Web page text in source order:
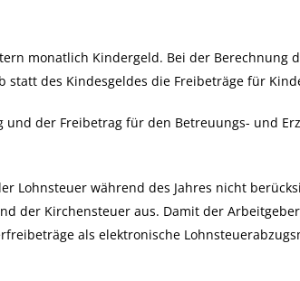
monatlich Kindergeld. Bei der Berechnung
statt des Kindesgeldes die Freibeträge für
der Freibetrag für den Betreuungs- und
Lohnsteuer während des Jahres nicht
der Kirchensteuer aus. Damit der
als elektronische